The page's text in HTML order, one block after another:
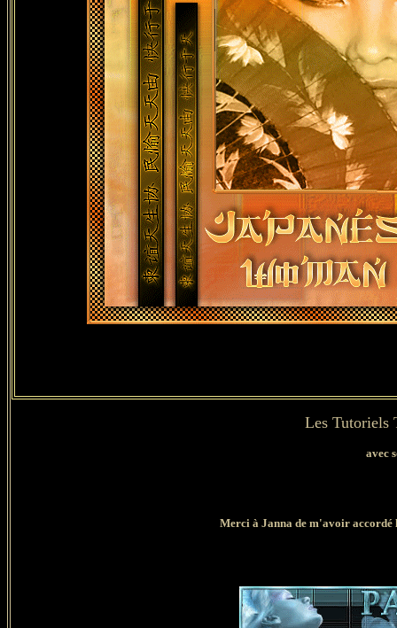
Les
avec
Merci à Janna de m'avoiraccordé